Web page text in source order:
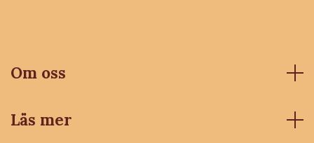
Om oss
Läs mer